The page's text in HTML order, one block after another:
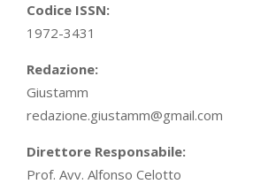
Codice ISSN:
1972-3431
Redazione:
Giustamm
redazione.giustamm@gmail.com
Direttore Responsabile:
Prof. Avv. Alfonso Celotto